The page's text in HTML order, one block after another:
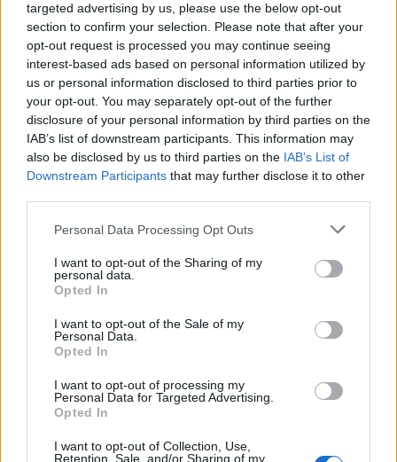
targeted advertising by us, please use the below opt-out
section to confirm your selection. Please note that after your
opt-out request is processed you may continue seeing
interest-based ads based on personal information utilized by
us or personal information disclosed to third parties prior to
your opt-out. You may separately opt-out of the further
disclosure of your personal information by third parties on the
IAB’s list of downstream participants. This information may
also be disclosed by us to third parties on the IAB’s List of
Downstream Participants that may further disclose it to other
Personal Data Processing Opt Outs
I want to opt-out of the Sharing of my
personal data.
Opted In
I want to opt-out of the Sale of my
Personal Data.
Opted In
I want to opt-out of processing my
Personal Data for Targeted Advertising.
Opted In
I want to opt-out of Collection, Use,
Retention, Sale, and/or Sharing of my
Covilhã: Especialista aponta investimento estrangeiro e
valorização imobiliária como motores do crescimento da
Beira Interior
Rio de Janeiro: Governo do Estado propõe parceria com a
FUNCEX para “reforçar inteligência sobre comércio
Esposende acolhe festival de kitesurf
EMEC celebra a conclusão de mais um Curso de
Educação e Formação de Adultos na Escola de Tecnologia
e Gestão de Barcelos
ÚLTIMAS
ATUALIDADE 11 horas atrás